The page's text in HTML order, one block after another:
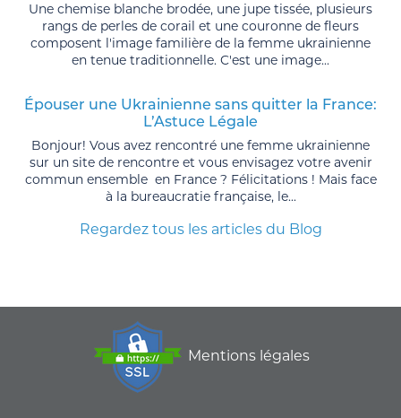
Une chemise blanche brodée, une jupe tissée, plusieurs
rangs de perles de corail et une couronne de fleurs
composent l'image familière de la femme ukrainienne
en tenue traditionnelle. C'est une image...
Épouser une Ukrainienne sans quitter la France:
L’Astuce Légale
Bonjour! Vous avez rencontré une femme ukrainienne
sur un site de rencontre et vous envisagez votre avenir
commun ensemble en France ? Félicitations ! Mais face
à la bureaucratie française, le...
Regardez tous les articles du Blog
Mentions légales